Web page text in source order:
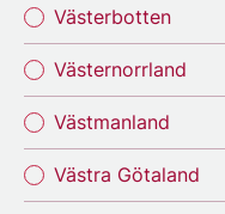
Västerbotten
Västernorrland
Västmanland
Västra Götaland